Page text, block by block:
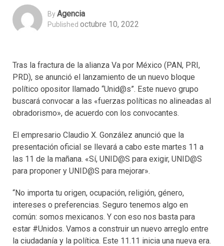
ByAgencia
Published octubre 10, 2022
Tras la fractura de la alianza Va por México (PAN, PRI,
PRD), se anunció el lanzamiento de un nuevo bloque
político opositor llamado “Unid@s”. Este nuevo grupo
buscará convocar a las «fuerzas políticas no alineadas al
obradorismo», de acuerdo con los convocantes.
El empresario Claudio X. González anunció que la
presentación oficial se llevará a cabo este martes 11 a
las 11 de la mañana. «Sí, UNID@S para exigir, UNID@S
para proponer y UNID@S para mejorar».
“No importa tu origen, ocupación, religión, género,
intereses o preferencias. Seguro tenemos algo en
común: somos mexicanos. Y con eso nos basta para
estar #Unidos. Vamos a construir un nuevo arreglo entre
la ciudadanía y la política. Este 11.11 inicia una nueva era.